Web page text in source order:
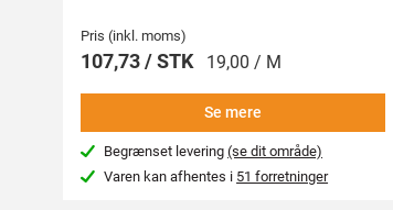
Pris (inkl. moms)
107,73 / STK 19,00 / M
Se mere
Begrænset levering(se dit område)
Varen kan afhentes i 51 forretninger